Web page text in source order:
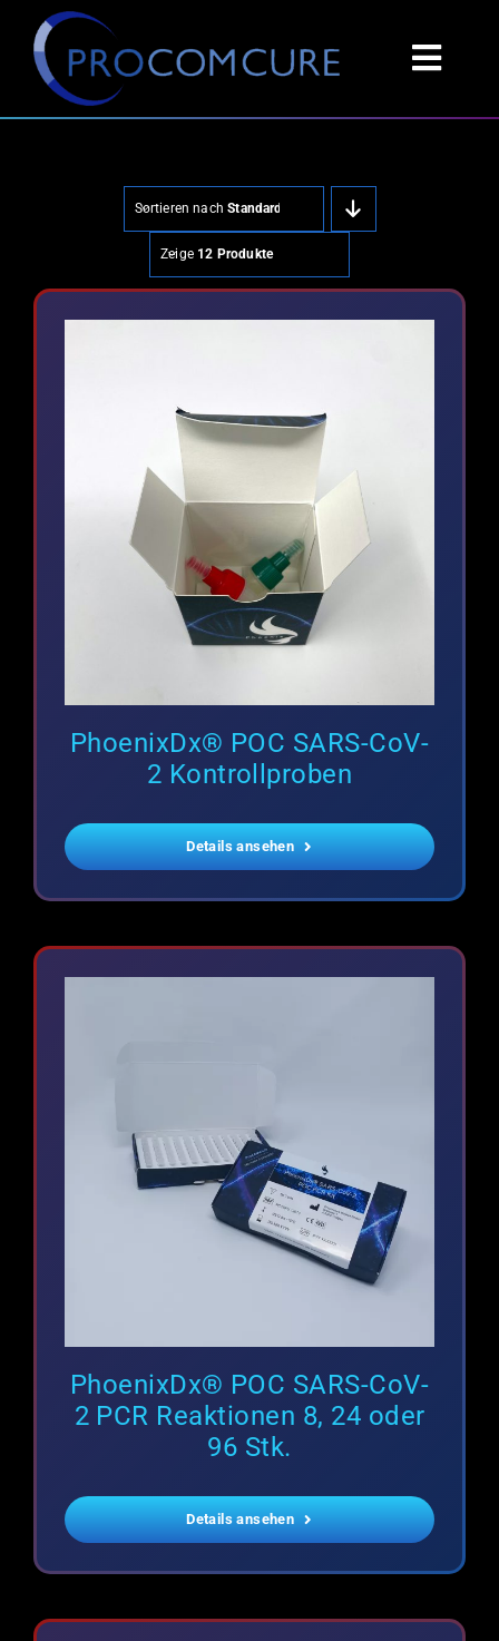
Inhalt
springen
GEBRAUCHSANWEISUNG
MUSTERBERICHTE
Sortieren nachStandardreihenfolge
Zeige 12 Produkte
PhoenixDx® POC SARS-CoV-
2 Kontrollproben
Details ansehen
PhoenixDx® POC SARS-CoV-
2 PCR Reaktionen 8, 24 oder
96 Stk.
Details ansehen